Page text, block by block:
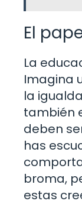
El
La
Imagina
la
también
deben
has
broma,
estas